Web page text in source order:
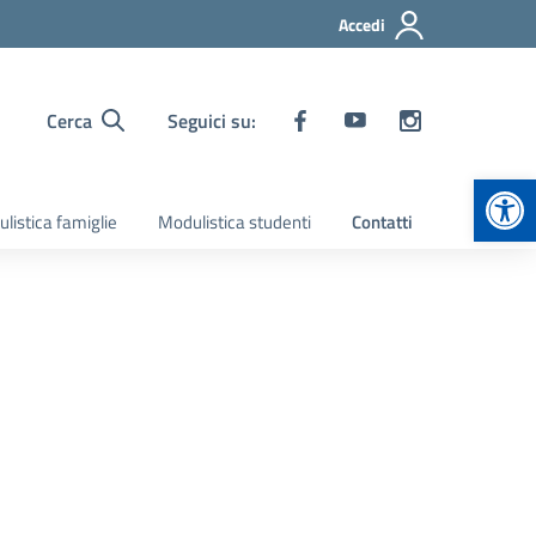
Accedi
Cerca Seguici su:
famiglie Modulistica studenti Contatti